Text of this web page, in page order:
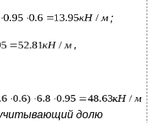
;
,
долю